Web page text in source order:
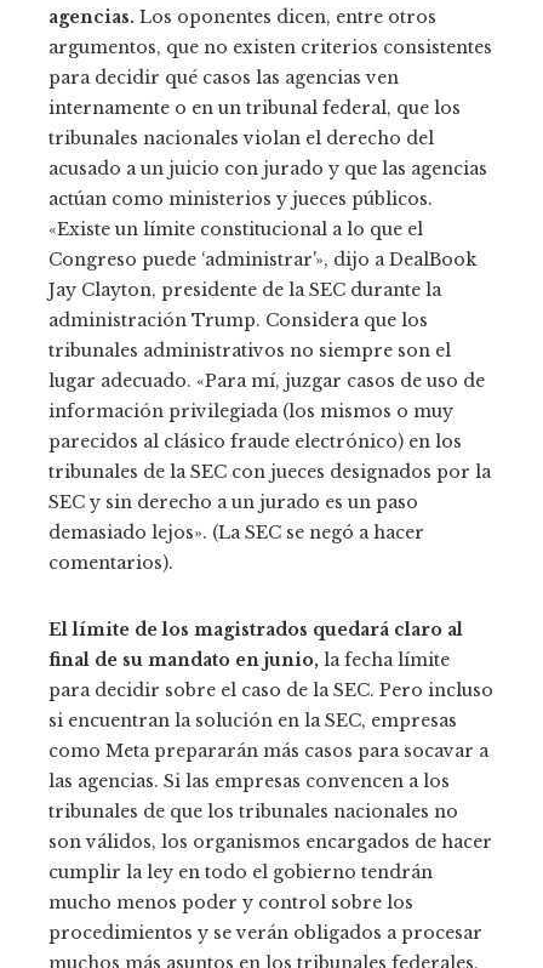
agencias. Los oponentes dicen, entre otros
argumentos, que no existen criterios consistentes
para decidir qué casos las agencias ven
internamente o en un tribunal federal, que los
tribunales nacionales violan el derecho del
acusado a un juicio con jurado y que las agencias
actúan como ministerios y jueces públicos.
«Existe un límite constitucional a lo que el
Congreso puede ‘administrar'», dijo a DealBook
Jay Clayton, presidente de la SEC durante la
administración Trump. Considera que los
tribunales administrativos no siempre son el
lugar adecuado. «Para mí, juzgar casos de uso de
información privilegiada (los mismos o muy
parecidos al clásico fraude electrónico) en los
tribunales de la SEC con jueces designados por la
SEC y sin derecho a un jurado es un paso
demasiado lejos». (La SEC se negó a hacer
comentarios).
El límite de los magistrados quedará claro al
final de su mandato en junio, la fecha límite
para decidir sobre el caso de la SEC. Pero incluso
si encuentran la solución en la SEC, empresas
como Meta prepararán más casos para socavar a
las agencias. Si las empresas convencen a los
tribunales de que los tribunales nacionales no
son válidos, los organismos encargados de hacer
cumplir la ley en todo el gobierno tendrán
mucho menos poder y control sobre los
procedimientos y se verán obligados a procesar
muchos más asuntos en los tribunales federales,